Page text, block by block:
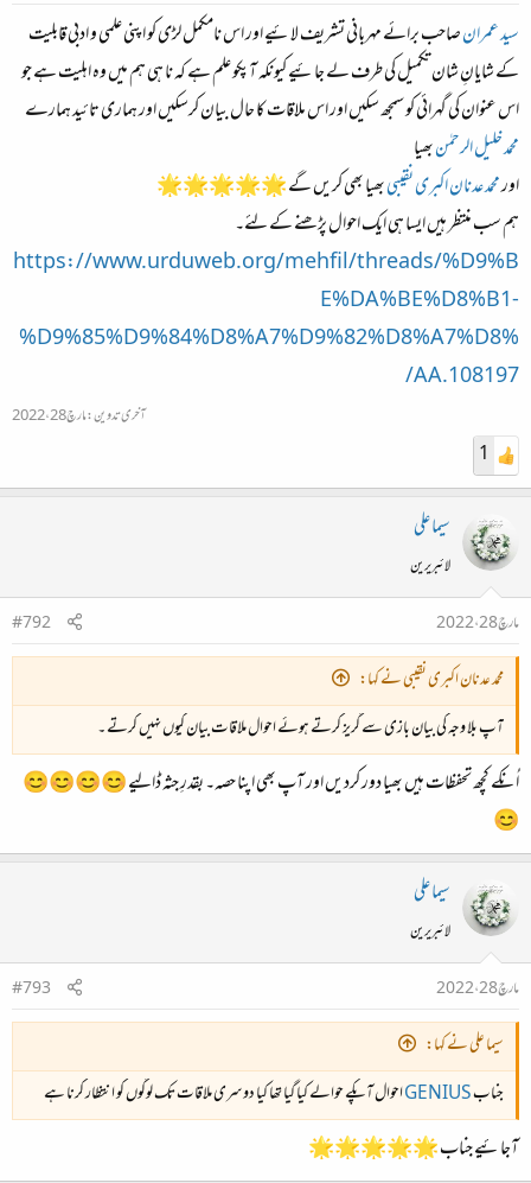
سید عمرانصاحب برائے مہربانی تشریف لائیے اور اس نامکمل لڑی کو اپنی علمی و ادبی قابلیت
کے شایانِ شان تکمیل کی طرف لے جائیے کیونکہ آپکو علم ہے کہ نا ہی ہم میں وہ اہلیت ہے جو
اس عنوان کی گہرائی کو سمجھ سکیں اور اس ملاقات کا حال بیان کرسکیں اور ہماری تائید ہمارے
محمد خلیل الرحمٰنبھیا
اورمحمد عدنان اکبری نقیبیبھیا بھی کریں گے 🌟🌟🌟🌟🌟
ہم سب منتظر ہیں ایسا ہی ایک احوال پڑھنے کے لئے۔
https://www.urduweb.org/mehfil/threads/%D9%B
E%DA%BE%D8%B1-
%D9%85%D9%84%D8%A7%D9%82%D8%A7%D8%
AA.108197/
آخری تدوین:مارچ 28، 2022
1
سیما علی
لائبریرین
مارچ 28، 2022
#792
محمد عدنان اکبری نقیبی نے کہا:
آپ بلا وجہ کی بیان بازی سے گریز کرتے ہوئے احوال ملاقات بیان کیوں نہیں کرتے ۔
اُنکے کچھ تحفظات ہیں بھیا دور کردیں اور آپ بھی اپنا حصہ۔ بقدرِ جثہ ڈالیے 😊😊😊😊
😊
سیما علی
لائبریرین
مارچ 28، 2022
#793
سیما علی نے کہا:
جنابGENIUSاحوال آپکے حوالے کیا گیا تھا کیا دوسری ملاقات تک لوگوں کو انتظار کرنا ہے
آجائیے جناب 🌟🌟🌟🌟🌟